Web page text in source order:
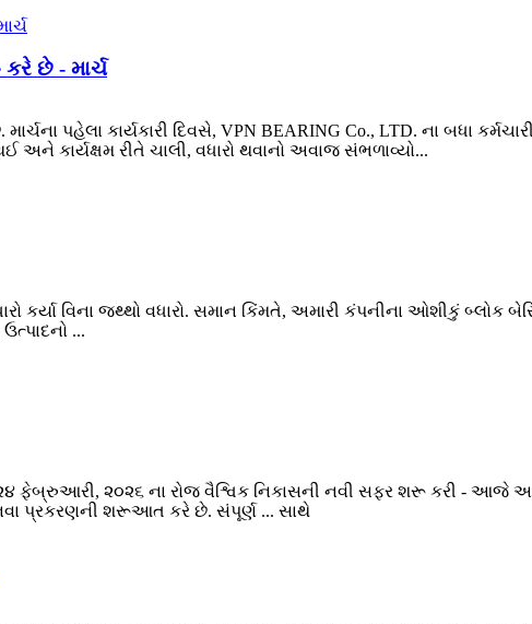
છે - માર્ચ
પહેલા કાર્યકારી દિવસે, VPN BEARING Co., LTD. ના બધા
કાર્યક્ષમ રીતે ચાલી, વધારો થવાનો અવાજ સંભળાવ્યો...
કર્યા વિના જથ્થો વધારો. સમાન કિંમતે, અમારી કંપનીના ઓશીકું બ્લોક
...
ફેબ્રુઆરી, ૨૦૨૬ ના રોજ વૈશ્વિક નિકાસની નવી સફર શરૂ કરી - આજે
નવા પ્રકરણની શરૂઆત કરે છે. સંપૂર્ણ ... સાથે